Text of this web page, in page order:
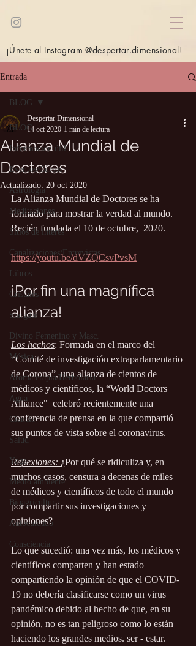
¡Únete al Instagram @despertar.dimensional!
Entrada
BLOG
Información útil
Eventos/Cursos
Astrología
Meditaciones
Sitios de interés
Canalizaciones/Entrevistas
Libros
Cristales
Stargate
Divino Femenino y Masc.
Música
Aromaterapia/Herbolaria
Agua
Ciencia
Salud
Yoga
Medio ambiente
Bioagricultura
Autocuidado
Consciencia
BLOG
Alianza Mundial de
Doctores
Despertar Dimensional
14 oct 2020 1 min de lectura
Actualizado: 20 oct 2020
La Alianza Mundial de Doctores se ha
formado para mostrar la verdad al mundo.
Recién fundada el 10 de octubre,  2020.
https://youtu.be/dVZQCsvPvsM
¡Por fin una magnífica
alianza!
Los hechos: Formada en el marco del
“Comité de investigación extraparlamentario
de Corona”, una alianza de cientos de
médicos y científicos, la “World Doctors
Alliance"  celebró recientemente una
conferencia de prensa en la que compartió
sus puntos de vista sobre el coronavirus.
Reflexiones: ¿Por qué se ridiculiza y, en
muchos casos, censura a decenas de miles
de médicos y científicos de todo el mundo
por compartir sus investigaciones y
opiniones?
Lo que sucedió: una vez más, los médicos y
científicos comparten y han estado
compartiendo la opinión de que el COVID-
19 no debería clasificarse como un virus
pandémico debido al hecho de que, en su
opinión, no es tan peligroso como lo están
haciendo los grandes medios. ser - estar.